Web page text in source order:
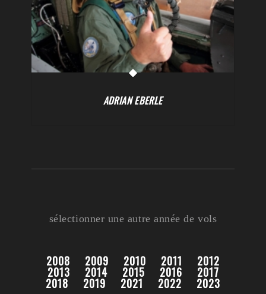
ADRIAN EBERLE
sélectionner une autre année de vols
2008 2009 2010 2011 2012
2013 2014 2015 2016 2017
2018 2019 2021 2022 2023